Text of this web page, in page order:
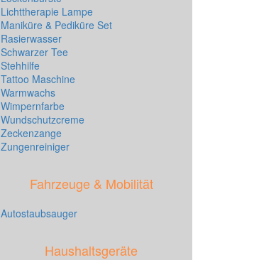
Lichttherapie Lampe
Maniküre & Pediküre Set
Rasierwasser
Schwarzer Tee
Stehhilfe
Tattoo Maschine
Warmwachs
Wimpernfarbe
Wundschutzcreme
Zeckenzange
Zungenreiniger
Fahrzeuge & Mobilität
Autostaubsauger
Haushaltsgeräte